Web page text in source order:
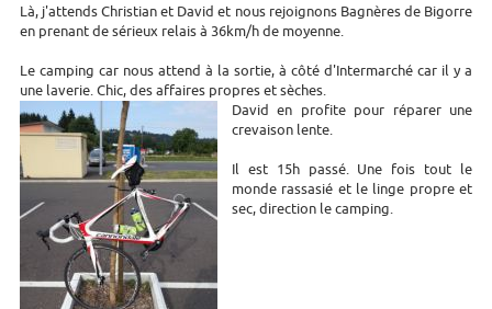
Là, j'attends Christian et David et nous rejoignons Bagnères de Bigorre
en prenant de sérieux relais à 36km/h de moyenne.
Le camping car nous attend à la sortie, à côté d'Intermarché car il y a
une laverie. Chic, des affaires propres et sèches.
David en profite pour réparer une
crevaison lente.
Il est 15h passé. Une fois tout le
monde rassasié et le linge propre et
sec, direction le camping.